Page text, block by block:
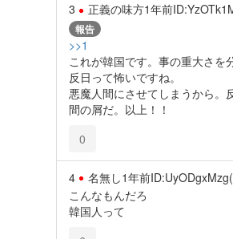
3 正義の味方1年前
報告
>>1
これが韓国です。事の重大さを
反日って怖いですね。
悪魔人間にさせてしまうから。
間の屑だ。以上！！
0
4 名無し1年前
こんなもんだろ
韓国人って